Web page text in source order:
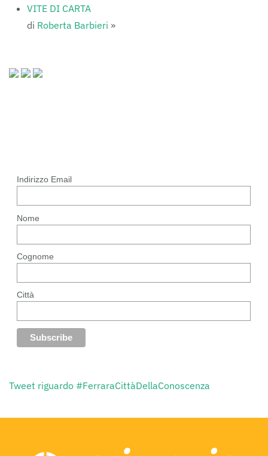
VITE DI CARTA
di Roberta Barbieri »
Indirizzo Email
Nome
Cognome
Città
Tweet riguardo #FerraraCittàDellaConoscenza